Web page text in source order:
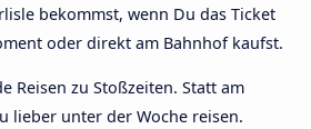
bekommst, wenn Du das Ticket
oder direkt am Bahnhof kaufst.
Reisen zu Stoßzeiten. Statt am
lieber unter der Woche reisen.